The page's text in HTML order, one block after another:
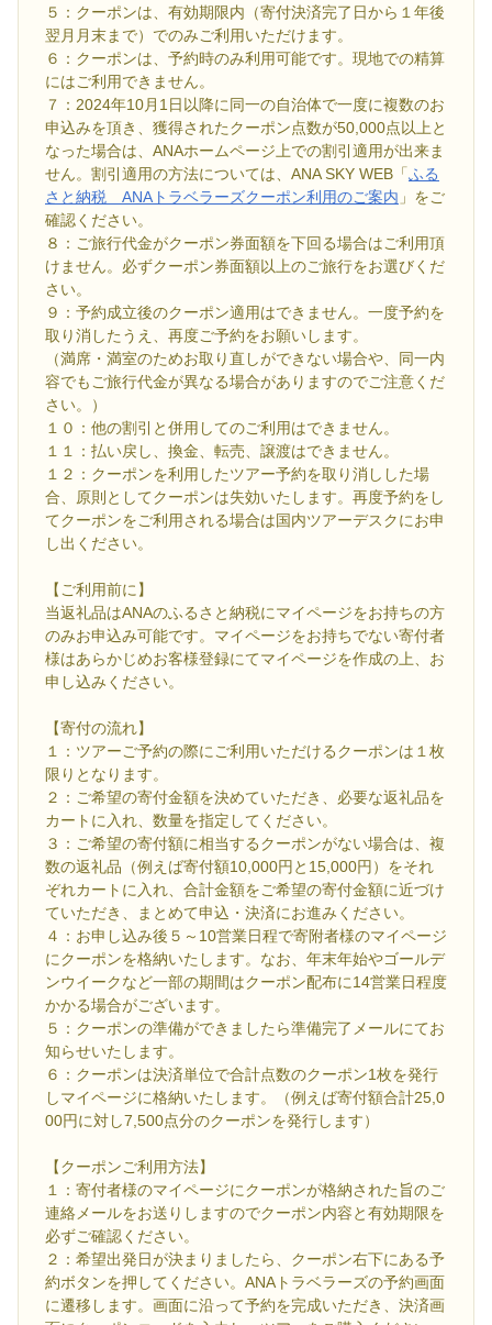
５：クーポンは、有効期限内（寄付決済完了日から１年後
翌月月末まで）でのみご利用いただけます。
６：クーポンは、予約時のみ利用可能です。現地での精算
にはご利用できません。
７：2024年10月1日以降に同一の自治体で一度に複数のお
申込みを頂き、獲得されたクーポン点数が50,000点以上と
なった場合は、ANAホームページ上での割引適用が出来ま
せん。割引適用の方法については、ANA SKY WEB「ふる
さと納税 ANAトラベラーズクーポン利用のご案内 」をご
確認ください。
８：ご旅行代金がクーポン券面額を下回る場合はご利用頂
けません。必ずクーポン券面額以上のご旅行をお選びくだ
さい。
９：予約成立後のクーポン適用はできません。一度予約を
取り消したうえ、再度ご予約をお願いします。
（満席・満室のためお取り直しができない場合や、同一内
容でもご旅行代金が異なる場合がありますのでご注意くだ
さい。）
１０：他の割引と併用してのご利用はできません。
１１：払い戻し、換金、転売、譲渡はできません。
１２：クーポンを利用したツアー予約を取り消しした場
合、原則としてクーポンは失効いたします。再度予約をし
てクーポンをご利用される場合は国内ツアーデスクにお申
し出ください。
【ご利用前に】
当返礼品はANAのふるさと納税にマイページをお持ちの方
のみお申込み可能です。マイページをお持ちでない寄付者
様はあらかじめお客様登録にてマイページを作成の上、お
申し込みください。
【寄付の流れ】
１：ツアーご予約の際にご利用いただけるクーポンは１枚
限りとなります。
２：ご希望の寄付金額を決めていただき、必要な返礼品を
カートに入れ、数量を指定してください。
３：ご希望の寄付額に相当するクーポンがない場合は、複
数の返礼品（例えば寄付額10,000円と15,000円）をそれ
ぞれカートに入れ、合計金額をご希望の寄付金額に近づけ
ていただき、まとめて申込・決済にお進みください。
４：お申し込み後５～10営業日程で寄附者様のマイページ
にクーポンを格納いたします。なお、年末年始やゴールデ
ンウイークなど一部の期間はクーポン配布に14営業日程度
かかる場合がございます。
５：クーポンの準備ができましたら準備完了メールにてお
知らせいたします。
６：クーポンは決済単位で合計点数のクーポン1枚を発行
しマイページに格納いたします。（例えば寄付額合計25,0
00円に対し7,500点分のクーポンを発行します）
【クーポンご利用方法】
１：寄付者様のマイページにクーポンが格納された旨のご
連絡メールをお送りしますのでクーポン内容と有効期限を
必ずご確認ください。
２：希望出発日が決まりましたら、クーポン右下にある予
約ボタンを押してください。ANAトラベラーズの予約画面
に遷移します。画面に沿って予約を完成いただき、決済画